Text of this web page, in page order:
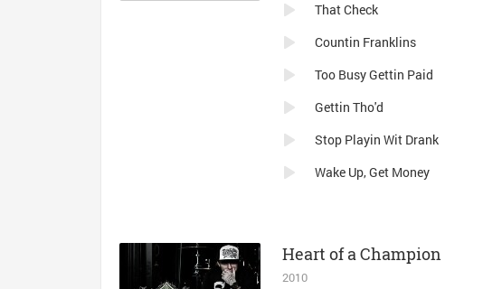
That Check
Countin Franklins
Too Busy Gettin Paid
Gettin Tho'd
Stop Playin Wit Drank
Wake Up, Get Money
Heart of a Champion
2010